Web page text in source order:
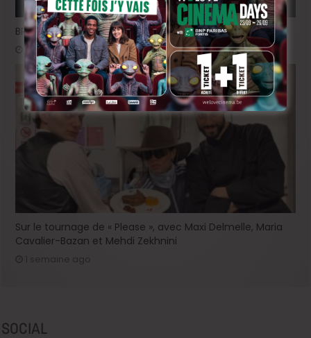
BRIFF 2026: la Compétition belge!
3 jours ago
Sur le tournage de « Please », avec Maxi Delmelle, Maria
Cavalier-Bazan et Mehdi Zekhnini
SOCIAL